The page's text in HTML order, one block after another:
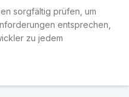
sorgfältig prüfen, um
entsprechen,
zu jedem